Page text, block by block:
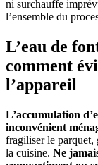
ni surchauffe
l’ensemble du
L’eau de
comment
l’appareil
L’accumulation
inconvénient
fragiliser le parquet,
la cuisine. Ne